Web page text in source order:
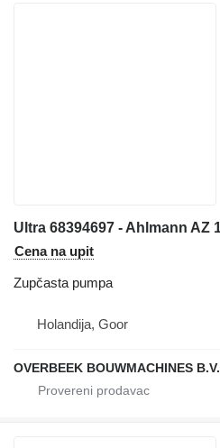
Cena na upit
Zupčasta pumpa
Holandija, Goor
OVERBEEK BOUWMACHINES B.V.